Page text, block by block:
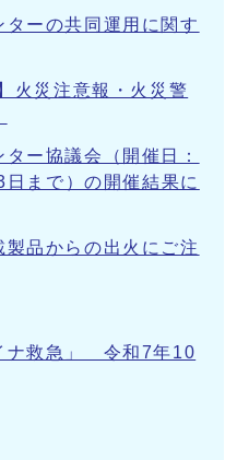
ーの共同運用に関す
火災注意報・火災警
ー協議会（開催日：
まで）の開催結果に
品からの出火にご注
ナ救急」 令和7年10